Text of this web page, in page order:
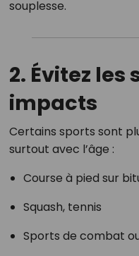
souplesse.
2. Évitez
impacts
Certains sports sont
surtout avec l’âge :
Course à pied sur
Squash, tennis
Sports de combat